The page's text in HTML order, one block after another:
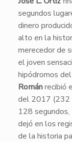
segundos
dinero
alto en la
merecedor de
el joven
hipódromos
Románrecibió
del 2017 (232
128
dejó en los
de la historia